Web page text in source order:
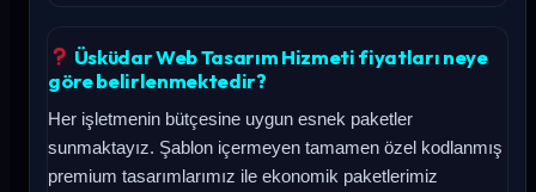
Üsküdar Web Tasarım Hizmeti fiyatları neye
göre belirlenmektedir?
Her işletmenin bütçesine uygun esnek paketler
sunmaktayız. Şablon içermeyen tamamen özel kodlanmış
premium tasarımlarımız ile ekonomik paketlerimiz